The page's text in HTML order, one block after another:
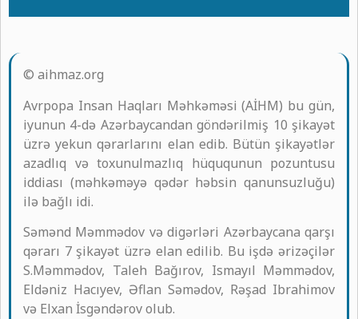
© aihmaz.org
Avrpopa Insan Haqları Məhkəməsi (AİHM) bu gün,
iyunun 4-də Azərbaycandan göndərilmiş 10 şikayət
üzrə yekun qərarlarını elan edib. Bütün şikayətlər
azadlıq və toxunulmazlıq hüququnun pozuntusu
iddiası (məhkəməyə qədər həbsin qanunsuzluğu)
ilə bağlı idi.
Səmənd Məmmədov və digərləri Azərbaycana qarşı
qərarı 7 şikayət üzrə elan edilib. Bu işdə ərizəçilər
S.Məmmədov, Taleh Bağırov, Ismayıl Məmmədov,
Eldəniz Hacıyev, Əflan Səmədov, Rəşad Ibrahimov
və Elxan İsgəndərov olub.